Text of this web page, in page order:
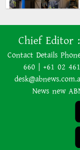
Chief Editor :
Contact Details
660 | +61 02
News new